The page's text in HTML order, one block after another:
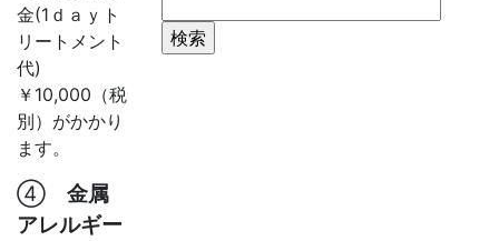
金(1ｄａｙト
リートメント
代)
￥10,000（税
別）がかかり
ます。
④ 金属
アレルギー
索: